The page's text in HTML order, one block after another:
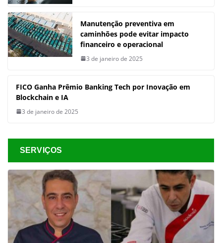
Manutenção preventiva em
caminhões pode evitar impacto
financeiro e operacional
3 de janeiro de 2025
FICO Ganha Prêmio Banking Tech por Inovação em
Blockchain e IA
3 de janeiro de 2025
SERVIÇOS